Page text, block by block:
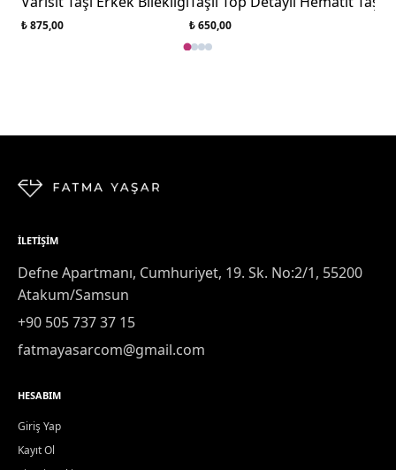
₺ 875,00 ₺ 650,00
İLETIŞIM
Defne Apartmanı, Cumhuriyet, 19. Sk. No:2/1, 55200
Atakum/Samsun
+90 505 737 37 15
fatmayasarcom@gmail.com
HESABIM
Giriş Yap
Kayıt Ol